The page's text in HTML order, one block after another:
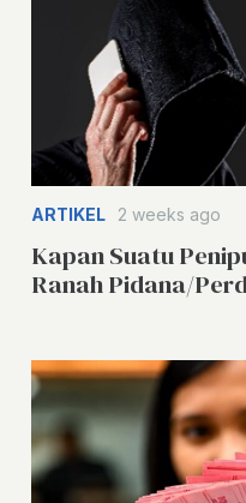
ARTIKEL 2 weeks ago
Kapan Suatu
Ranah Pidana/